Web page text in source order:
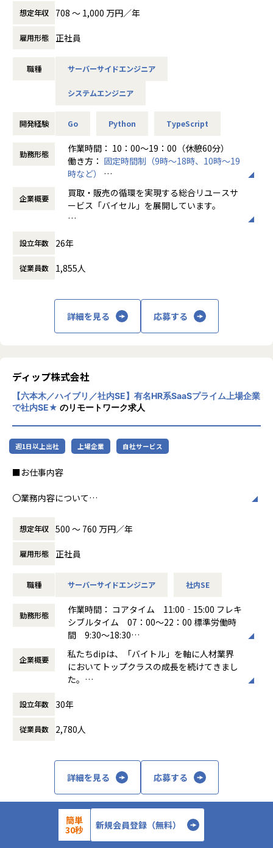
・ユーザとの距離が非常に近い環境で開発ができる
張訪問買取の同行や、在庫管理の倉庫に赴くことができま
システムの利用シーンやエンドユーザの熱量など、机上では
ポジションです。
・スクラム開発でプロダクト開発者としてのスキルを高めて
いくことができる
ステークホルダーを巻き込んだスクラム開発を行なっている
ため、開発サイクルが速いと同時にプロダクト開発者として
■チームの特徴
・エンジニア組織が拡大フェーズであるため文化醸成を大切
・開発生産性への意識が高く、フルスタックな働き方が好ま
・仕様がトップダウンで降りることはなく、エンジニアが
「なぜつくるのか」、「現場の課題解決ができているのか」
を突き詰め、理解して開発します
・業務を通して得た知見をtech blogや外部登壇で発表し
会社の規定に準ずる
そのバックエンドの領域を主軸にソフトウェア開発を行って
いただきます。
・プロダクトのバックエンド領域における開発(設計・実装・
テスト)
・チーム勉強会
■募集背景
け橋となる」をミッションに、リユース業界に関わるすべて
のステークホルダーに向けたサービス開発をしている企業で
現在、今のバイセルの業務を支えるリユース基幹システムの
開発と、リユース業界の未来を切り開くプラットフォーム開
買取から販売までの一連の業務がマイクロサービスで表現さ
れており、各プロダクトチームがリアル特有の課題解決に
日々取り組んでいます。
自動化・効率化、データの一元管理やAI導入など、アナログ
ケールするポテンシャルがまだまだあります。
意識改善や社外へのアウトプットを強めるワーキンググルー
プなど、
理想のエンジニア組織・文化づくりを目指して精力的な活動
しかし、まだ我々の組織は始まったばかりで、理想のために
やりたいこと・やらなければいけないことが山積みです。
リユース業界No.1テックカンパニーに達するために、この組
織フェーズや事業に共感するハイスキルを持った仲間が必要
です。
業界・会社が盛り上がっている中で最高品質なプロダクトづ
たい方、是非ご応募お待ちしております。
・ユーザとの距離が非常に近い環境で開発ができる
張訪問買取の同行や、在庫管理の倉庫に赴くことができま
す。
システムの利用シーンやエンドユーザの熱量など、机上では
ポジションです。
・スクラム開発でプロダクト開発者としてのスキルを高めて
いくことができる
ステークホルダーを巻き込んだスクラム開発を行なっている
ため、開発サイクルが速いと同時にプロダクト開発者として
のスキルも高めていくことができます。
■チームの特徴
・プロダクトあたり10人未満のチーム構成です
・エンジニア組織が拡大フェーズであるため文化醸成を大切
にしています
・開発生産性への意識が高く、フルスタックな働き方が好ま
・仕様がトップダウンで降りることはなく、エンジニアが
想定年収 708 〜 1,000 万円／年
雇用形態 正社員
職種 サーバーサイドエンジニア
システムエンジニア
開発経験 Go Python TypeScript
勤務形態
作業時間： 10：00～19：00（休憩60分）
働き方： 固定時間制（9時～18時、10時～19
時など）
時間外労働の有無： 有（月平均10時間）
休憩時間： 60分
企業概要
買取・販売の循環を実現する総合リユースサ
ービス「バイセル」を展開しています。
の必要なものへと変えること。
ないたくさんの"かくれ資産"が、眠ったまま
これらを再流通させることで、"新たなものを
作っては捨てる社会"からの脱却を実現しま
す。
ひとつは、事業を着実に成長させ続ける優秀
な人材。
ひとつは、買取から販売までを最適につなぐ
テクノロジー。
全国に拠点を構え、業界トップクラスの規模
人とテクノロジーの力を駆使してリユース業
す。
設立年数 26年
従業員数 1,855人
詳細を見る 応募する
ディップ株式会社
【六本木／ハイブリ／社内SE】有名HR系SaaSプライム上場企業
で社内SE★ のリモートワーク求人
週1日以上出社 上場企業 自社サービス
■お仕事内容
〇業務内容について
社内システムの部署には珍しいかもしれないですが、「攻
め」の部署です。
保守はおまけで開発に9割の力を注ぎ込み、使いづらいシス
テムはすぐに壊して再構築し、手作業を許さず効率化を追い
今回参画をお願いしたいプロジェクトは、15年前に導入した
ムを刷新するプロジェクトになります。
2025年秋のシステム移行に向けて、要件定義・設計中です。
▼入社後すぐ〜3ヶ月を目途に想定される業務内容
基幹システムのサブシステムやデータ連携について、最適化
の設計?リリース・データ移行までをお任せします。
現行のシステムの把握
最適化検討
小規模なチームマネジメント
▼将来的に想定される仕事
PMとして、複数名の社員・業務委託を取りまとめて、1プロ
ダクトの新規開発
テックリードとして、部署全体のプロダクトへの関与
想定年収 500 〜 760 万円／年
雇用形態 正社員
職種 サーバーサイドエンジニア 社内SE
勤務形態
作業時間： コアタイム 11:00‐15:00 フレキ
シブルタイム 07：00～22：00 標準労働時
間 9:30～18:30
働き方：
フレックス制（コアタイムあり）
時間外労働の有無： 有（月平均23時間）
休憩時間： 60分
企業概要
私たちdipは、「バイトル」を軸に人材業界
においてトップクラスの成長を続けてきまし
た。
たなvisionを掲げ、人材事業とDX事業に大き
「夢」と「アイデア」と「情熱」で社会を改
献していきます。
設立年数 30年
従業員数 2,780人
詳細を見る 応募する
ディップ株式会社
簡単
30秒
新規会員登録（無料）